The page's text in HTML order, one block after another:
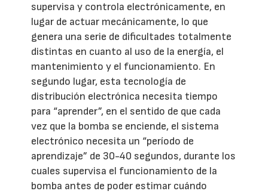
supervisa y controla electrónicamente, en
lugar de actuar mecánicamente, lo que
genera una serie de dificultades totalmente
distintas en cuanto al uso de la energía, el
mantenimiento y el funcionamiento. En
segundo lugar, esta tecnología de
distribución electrónica necesita tiempo
para “aprender”, en el sentido de que cada
vez que la bomba se enciende, el sistema
electrónico necesita un “período de
aprendizaje” de 30-40 segundos, durante los
cuales supervisa el funcionamiento de la
bomba antes de poder estimar cuándo